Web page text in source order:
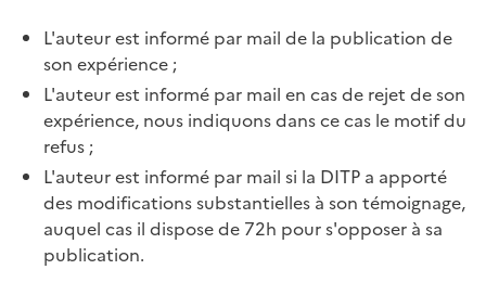
L'auteur est informé par mail de la publication de
son expérience ;
L'auteur est informé par mail en cas de rejet de son
expérience, nous indiquons dans ce cas le motif du
refus ;
L'auteur est informé par mail si la DITP a apporté
des modifications substantielles à son témoignage,
auquel cas il dispose de 72h pour s'opposer à sa
publication.